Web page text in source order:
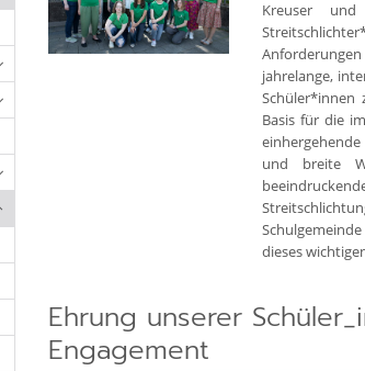
Kreuser
jahrelange,
Schüler*innen
Basis für die
und breite
dieses
Ehrung unserer
Engagement